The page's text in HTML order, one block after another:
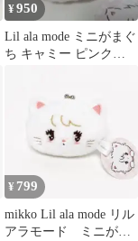
¥950
Lil ala mode ミニがまぐ
ち キャミー ピンク
¥ 799
mikko Lil ala mode リル
アラモード ミニがま